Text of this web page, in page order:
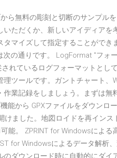
ら無料の彫刻と切断のサンプル
ただくか、新しいアイディアを
マイズして指定することができ
次の通りです。 LogFormat "フォ
れているログフォーマットとし
ツールです。ガントチャート、
業記録をしましょう。まずは無
能から GPXファイルをダウンロ
けました。地図ロイドを再イン
能。 ZPRINT for Windowsによる
for Windowsによるデータ解析
ダウンロード時に自動的にダイ